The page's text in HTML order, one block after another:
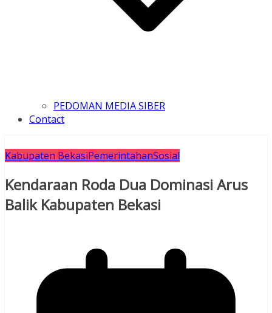
PEDOMAN MEDIA SIBER
Contact
Kabupaten BekasiPemerintahanSosial
Kendaraan Roda Dua Dominasi Arus
Balik Kabupaten Bekasi